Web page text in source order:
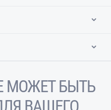
МОЖЕТ БЫТЬ
ВАШЕГО